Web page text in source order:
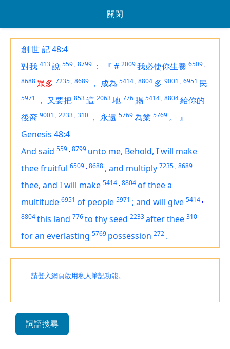
關閉
創 世 記 48:4
對我 413說 559 ,8799 ： 『 # 2009我必使你生養 6509 ,
8688 眾多 7235 ,8689 ， 成為 5414 ,8804 多 9001 ,6951 民
5971 ， 又要把 853這 2063地 776 賜 5414 ,8804給你的
後裔 9001 ,2233 ,310 ， 永遠 5769為業 5769 。
』
Genesis 48:4
And said 559 ,8799 unto me, Behold, I will make
thee fruitful 6509 ,8688 , and multiply 7235 ,8689
thee, and I will make 5414 ,8804of thee a
multitude 6951 of people 5971 ; and will give 5414 ,
8804this land 776to thy seed 2233after thee 310
foran everlasting 5769 possession 272 .
請登入網頁啟用私人筆記功能。
詞語搜尋